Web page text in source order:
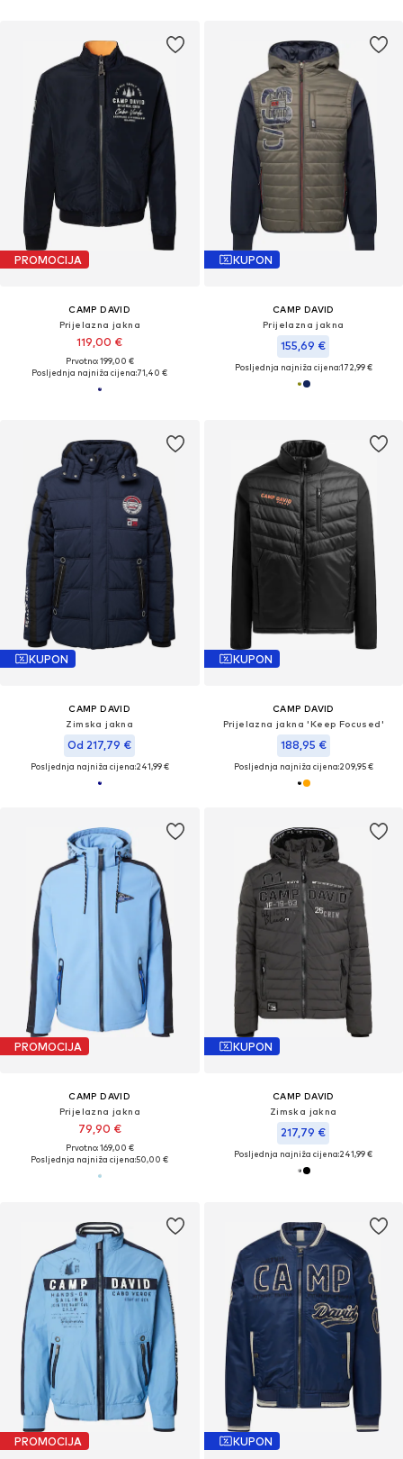
PROMOCIJA
CAMP DAVID
Prijelazna jakna
119,00 €
Prvotno: 199,00 €
Posljednja najniža cijena:71,40 €
KUPON
CAMP DAVID
Prijelazna jakna
155,69 €
Posljednja najniža cijena:172,99 €
KUPON
CAMP DAVID
Zimska jakna
Od 217,79 €
Posljednja najniža cijena:241,99 €
KUPON
CAMP DAVID
Prijelazna jakna 'Keep Focused'
188,95 €
Posljednja najniža cijena:209,95 €
PROMOCIJA
CAMP DAVID
Prijelazna jakna
79,90 €
Prvotno: 169,00 €
Posljednja najniža cijena:50,00 €
KUPON
CAMP DAVID
Zimska jakna
217,79 €
Posljednja najniža cijena:241,99 €
PROMOCIJA KUPON